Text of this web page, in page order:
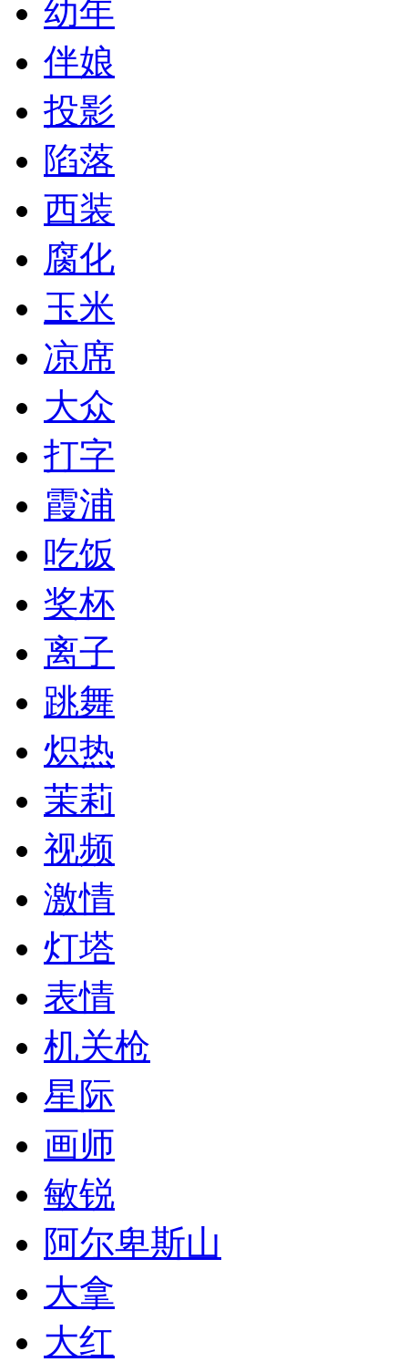
幼年
伴娘
投影
陷落
西装
腐化
玉米
凉席
大众
打字
霞浦
吃饭
奖杯
离子
跳舞
炽热
茉莉
视频
激情
灯塔
表情
机关枪
星际
画师
敏锐
阿尔卑斯山
大拿
大红